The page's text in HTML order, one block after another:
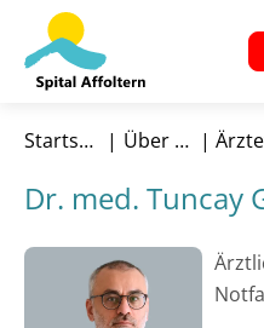
Startseite Über uns
Dr. med. Tuncay